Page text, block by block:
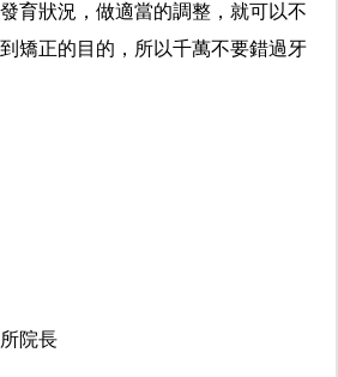
育狀況，做適當的調整，就可以不
矯正的目的，所以千萬不要錯過牙
院長